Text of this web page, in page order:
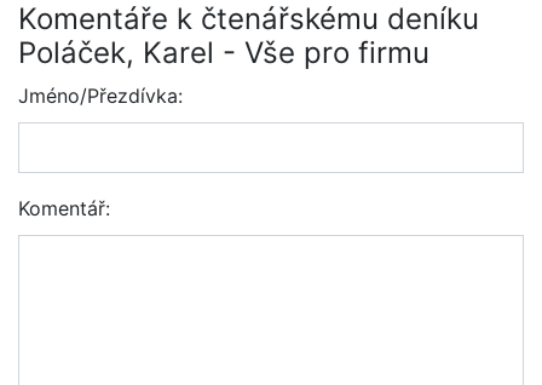
Komentáře k čtenářskému deníku
Poláček, Karel - Vše pro firmu
Jméno/Přezdívka:
Komentář: